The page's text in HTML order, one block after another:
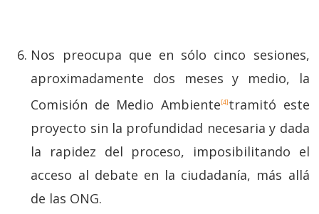
Nos preocupa que en sólo cinco sesiones,
aproximadamente dos meses y medio, la
Comisión de Medio Ambiente[4]tramitó este
proyecto sin la profundidad necesaria y dada
la rapidez del proceso, imposibilitando el
acceso al debate en la ciudadanía, más allá
de las ONG.